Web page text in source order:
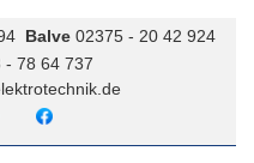
Balve 02375 - 20 42 924
- 78 64 737